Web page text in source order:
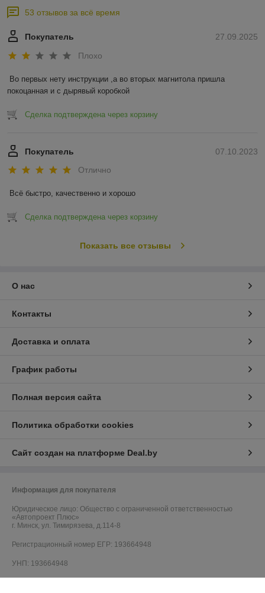
53 отзывов за всё время
27.09.2025
Покупатель
Плохо
Во первых нету инструкции ,а во вторых магнитола пришла
покоцанная и с дырявый коробкой
Сделка подтверждена через корзину
07.10.2023
Покупатель
Отлично
Всё быстро, качественно и хорошо
Сделка подтверждена через корзину
Показать все отзывы
О нас
Контакты
Доставка и оплата
График работы
Полная версия сайта
Политика обработки cookies
Сайт создан на платформе Deal.by
Информация для покупателя
Юридическое лицо: Общество с ограниченной ответственностью
«Автопроект Плюс»
г. Минск, ул. Тимирязева, д.114-8
Регистрационный номер ЕГР: 193664948
УНП: 193664948